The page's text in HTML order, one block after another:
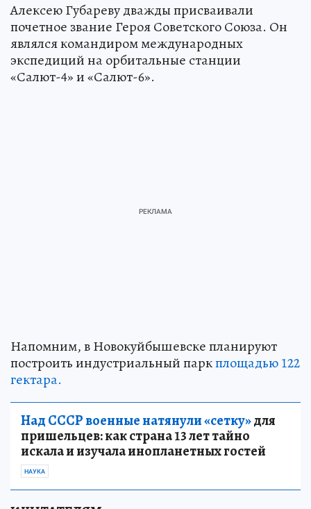
Алексею Губареву дважды присваивали
почетное звание Героя Советского Союза. Он
являлся командиром международных
экспедиций на орбитальные станции
«Салют-4» и «Салют-6».
Напомним, в Новокуйбышевске планируют
построить индустриальный паркплощадью 122
гектара.
Над СССР военные натянули «сетку»для
пришельцев: как страна 13 лет тайно
искала и изучала инопланетных гостей
НАУКА